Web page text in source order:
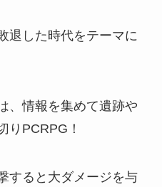
退した時代をテーマに
、情報を集めて遺跡や
りPCRPG！
すると大ダメージを与